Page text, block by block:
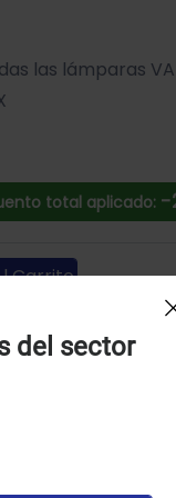
las lámparas
total aplicado: -
Carrito
del sector